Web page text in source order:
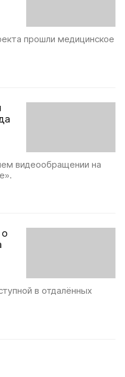
прошли медицинское
видеообращении на
в отдалённых